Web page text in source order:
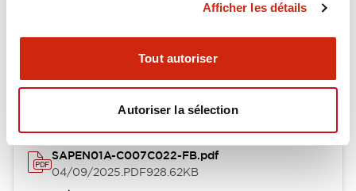
Afficher les détails
Tout autoriser
Autoriser la sélection
Documents et fichiers
Catalogues Et Brochures Fiche Technique Fichiers CAO
SAPEN01A-C007C022-FB.pdf
04/09/2025.PDF928.62KB